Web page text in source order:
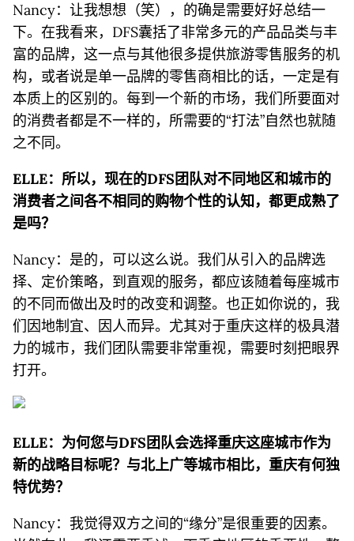
Nancy：让我想想（笑），的确是需要好好总结一
下。在我看来，DFS囊括了非常多元的产品品类与丰
富的品牌，这一点与其他很多提供旅游零售服务的机
构，或者说是单一品牌的零售商相比的话，一定是有
本质上的区别的。每到一个新的市场，我们所要面对
的消费者都是不一样的，所需要的“打法”自然也就随
之不同。
ELLE：所以，现在的DFS团队对不同地区和城市的
消费者之间各不相同的购物个性的认知，都更成熟了
是吗？
Nancy：是的，可以这么说。我们从引入的品牌选
择、定价策略，到直观的服务，都应该随着每座城市
的不同而做出及时的改变和调整。也正如你说的，我
们因地制宜、因人而异。尤其对于重庆这样的极具潜
力的城市，我们团队需要非常重视，需要时刻把眼界
打开。
ELLE：为何您与DFS团队会选择重庆这座城市作为
新的战略目标呢？与北上广等城市相比，重庆有何独
特优势？
Nancy：我觉得双方之间的“缘分”是很重要的因素。